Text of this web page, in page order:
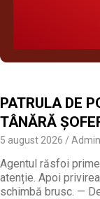
PATRULA DE
TÂNĂRĂ
5 august 2026 Admin
Agentul răsfoi
atenție. Apoi
schimbă brusc. —